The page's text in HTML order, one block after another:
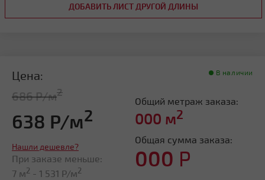
ДОБАВИТЬ ЛИСТ ДРУГОЙ ДЛИНЫ
Цена:
686 Р/м2
638 Р/м2
Нашли дешевле?
При заказе меньше:
7 м2 - 1 531 Р/м2
В наличии
Общий метраж заказа:
000 м2
Общая сумма заказа:
000 Р